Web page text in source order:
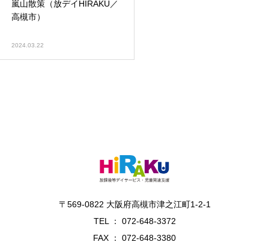
嵐山散策（放デイHIRAKU／
高槻市）
2024.03.22
〒569-0822 大阪府高槻市津之江町1-2-1
TEL ： 072-648-3372
FAX ： 072-648-3380